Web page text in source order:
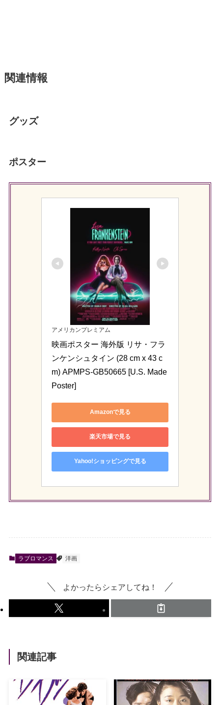
関連情報
グッズ
ポスター
アメリカンプレミアム
映画ポスター 海外版 リサ・フラ
ンケンシュタイン (28 cm x 43 c
m) APMPS-GB50665 [U.S. Made
Poster]
Amazonで見る
楽天市場で見る
Yahoo!ショッピングで見る
ラブロマンス 洋画
よかったらシェアしてね！
関連記事